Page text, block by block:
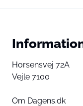
Horsensvej 72A
Vejle 7100
Om Dagens.dk